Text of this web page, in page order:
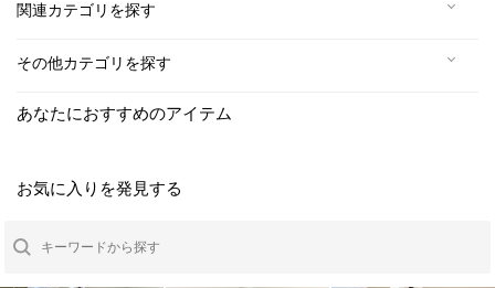
関連カテゴリを探す
その他カテゴリを探す
あなたにおすすめのアイテム
お気に入りを発見する